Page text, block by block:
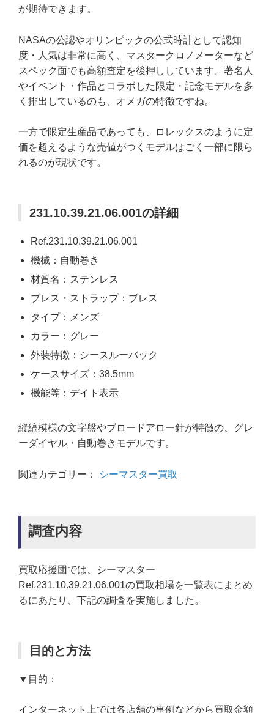
が期待できます。
NASAの公認やオリンピックの公式時計として認知
度・人気は非常に高く、マスタークロノメーターなど
スペック面でも高額査定を後押ししています。著名人
やイベント・作品とコラボした限定・記念モデルを多
く排出しているのも、オメガの特徴ですね。
一方で限定生産品であっても、ロレックスのように定
価を超えるような売値がつくモデルはごく一部に限ら
れるのが現状です。
231.10.39.21.06.001の詳細
Ref.231.10.39.21.06.001
機械：自動巻き
材質名：ステンレス
ブレス・ストラップ：ブレス
タイプ：メンズ
カラー：グレー
外装特徴：シースルーバック
ケースサイズ：38.5mm
機能等：デイト表示
縦縞模様の文字盤やブロードアロー針が特徴の、グレ
ーダイヤル・自動巻きモデルです。
関連カテゴリー： シーマスター買取
調査内容
買取応援団では、シーマスター
Ref.231.10.39.21.06.001の買取相場を一覧表にまとめ
るにあたり、下記の調査を実施しました。
目的と方法
▼目的：
インターネット上では各店舗の事例などから買取金額